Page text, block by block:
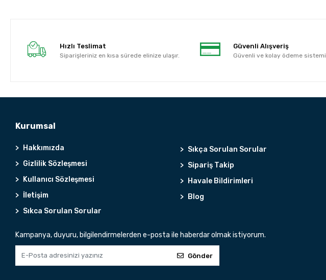
Hızlı Teslimat
Siparişleriniz en kısa sürede elinize ulaşır.
Güvenli Alışveriş
Güvenli ve kolay ödeme sistemi
Kurumsal
Hakkımızda
Gizlilik Sözleşmesi
Kullanıcı Sözleşmesi
İletişim
Sıkca Sorulan Sorular
Sıkça Sorulan Sorular
Sipariş Takip
Havale Bildirimleri
Blog
Kampanya, duyuru, bilgilendirmelerden e-posta ile haberdar olmak istiyorum.
Gönder